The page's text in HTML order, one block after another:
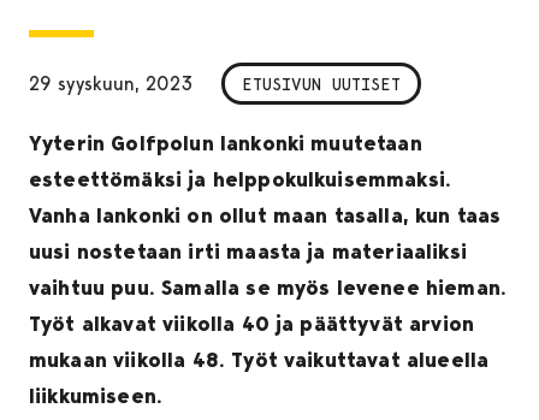
29 syyskuun, 2023 ETUSIVUN UUTISET
Yyterin Golfpolun lankonki muutetaan
esteettömäksi ja helppokulkuisemmaksi.
Vanha lankonki on ollut maan tasalla, kun taas
uusi nostetaan irti maasta ja materiaaliksi
vaihtuu puu. Samalla se myös levenee hieman.
Työt alkavat viikolla 40 ja päättyvät arvion
mukaan viikolla 48. Työt vaikuttavat alueella
liikkumiseen.